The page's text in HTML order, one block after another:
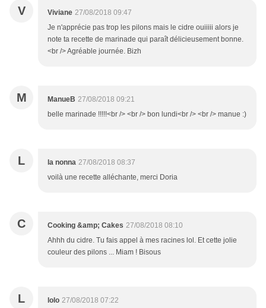
V Viviane 27/08/2018 09:47
Je n'apprécie pas trop les pilons mais le cidre ouiiiii alors je
note ta recette de marinade qui paraît délicieusement bonne.
<br /> Agréable journée. Bizh
M ManueB 27/08/2018 09:21
belle marinade !!!!!<br /> <br /> bon lundi<br /> <br /> manue :)
L la nonna 27/08/2018 08:37
voilà une recette alléchante, merci Doria
C Cooking &amp; Cakes 27/08/2018 08:10
Ahhh du cidre. Tu fais appel à mes racines lol. Et cette jolie
couleur des pilons ... Miam ! Bisous
L lolo 27/08/2018 07:22